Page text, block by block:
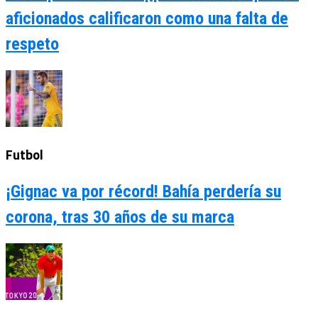
aficionados calificaron como una falta de
respeto
Futbol
¡Gignac va por récord! Bahía perdería su
corona, tras 30 años de su marca